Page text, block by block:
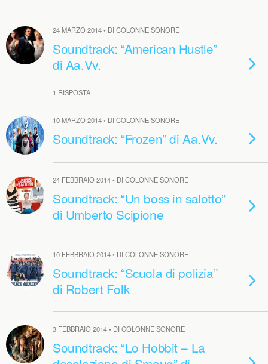
24 MARZO 2014 • DI COLONNE SONORE
Soundtrack: “American Hustle”
di Aa.Vv.
1 RISPOSTA
10 MARZO 2014 • DI COLONNE SONORE
Soundtrack: “Frozen” di Aa.Vv.
24 FEBBRAIO 2014 • DI COLONNE SONORE
Soundtrack: “Un boss in salotto”
di Umberto Scipione
10 FEBBRAIO 2014 • DI COLONNE SONORE
Soundtrack: “Scuola di polizia”
di Robert Folk
3 FEBBRAIO 2014 • DI COLONNE SONORE
Soundtrack: “Lo Hobbit – La